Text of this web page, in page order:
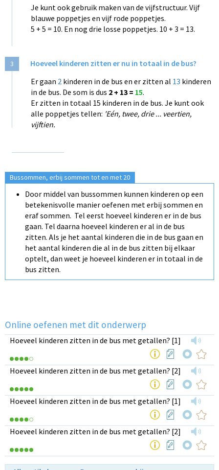
Je kunt ook gebruik maken van de vijfstructuur. Vijf
blauwe poppetjes en vijf rode poppetjes.
5 + 5 = 10. En nog drie losse poppetjes. 10 + 3 = 13.
3
Hoeveel kinderen zitten er nu in totaal in de bus?
Er gaan 2 kinderen in de bus en er zitten al 13 kinderen
in de bus. De som is dus 2 + 13 = 15.
Er zitten in totaal 15 kinderen in de bus. Je kunt ook
alle poppetjes tellen: 'Eén, twee, drie ... veertien,
vijftien.
Bussommen, erbij sommen tot en met 20
Door middel van bussommen kunnen kinderen op een
betekenisvolle manier oefenen met erbij sommen en
eraf sommen. Tel eerst hoeveel kinderen er in de bus
gaan. Tel daarna hoeveel kinderen er al in de bus
zitten. Als je het aantal kinderen die in de bus gaan en
het aantal kinderen die ​al in de bus zitten bij elkaar
optelt, dan weet je hoeveel kinderen er in totaal in de
bus zitten.
Online oefenen met dit onderwerp
Hoeveel kinderen zitten in de bus met getallen? [1]
Hoeveel kinderen zitten in de bus met getallen? [2]
Hoeveel kinderen zitten in de bus met getallen? [1]
Hoeveel kinderen zitten in de bus met getallen? [2]